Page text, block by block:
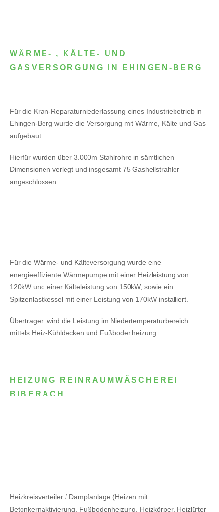
WÄRME- , KÄLTE- UND
GASVERSORGUNG IN EHINGEN-BERG
Für die Kran-Reparaturniederlassung eines Industriebetrieb in
Ehingen-Berg wurde die Versorgung mit Wärme, Kälte und Gas
aufgebaut.
Hierfür wurden über 3.000m Stahlrohre in sämtlichen
Dimensionen verlegt und insgesamt 75 Gashellstrahler
angeschlossen.
Für die Wärme- und Kälteversorgung wurde eine
energieeffiziente Wärmepumpe mit einer Heizleistung von
120kW und einer Kälteleistung von 150kW, sowie ein
Spitzenlastkessel mit einer Leistung von 170kW installiert.
Übertragen wird die Leistung im Niedertemperaturbereich
mittels Heiz-Kühldecken und Fußbodenheizung.
HEIZUNG REINRAUMWÄSCHEREI
BIBERACH
Heizkreisverteiler / Dampfanlage (Heizen mit
Betonkernaktivierung, Fußbodenheizung, Heizkörper, Heizlüfter